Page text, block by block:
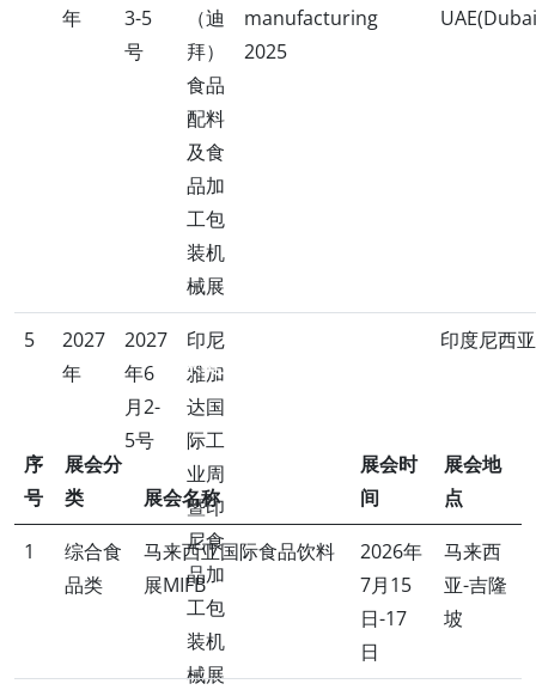
年
3-5
号
（迪
拜）
食品
配料
及食
品加
工包
装机
械展
manufacturing
2025
5
2027
年
2027
年6
月2-
5号
印尼
雅加
达国
际工
业周
暨印
尼食
品加
工包
装机
械展
印度尼西亚
米奥兰特展会计划表
序
号
展会分
类
展会名称
展会时
间
展会地
点
1
综合食
品类
马来西亚国际食品饮料
展MIFB
2026年
7月15
日-17
日
马来西
亚-吉隆
坡